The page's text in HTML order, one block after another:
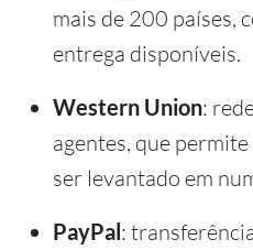
mais de 200 países,
entrega disponíveis.
Western Union:
agentes, que
ser levantado em
PayPal: